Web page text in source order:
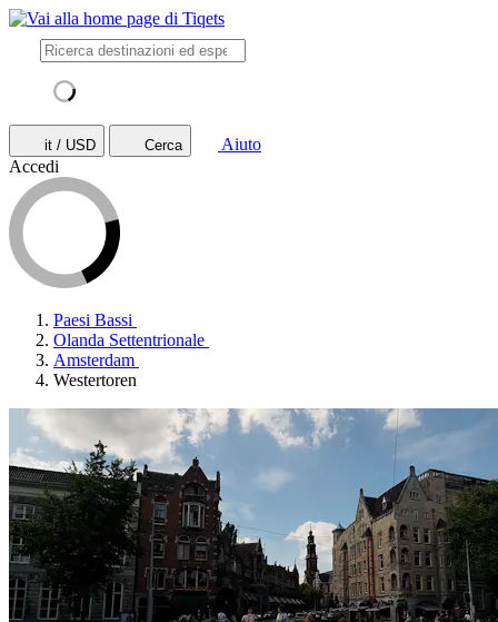
it / USD Cerca
Aiuto
Accedi
Paesi Bassi
Olanda Settentrionale
Amsterdam
Westertoren